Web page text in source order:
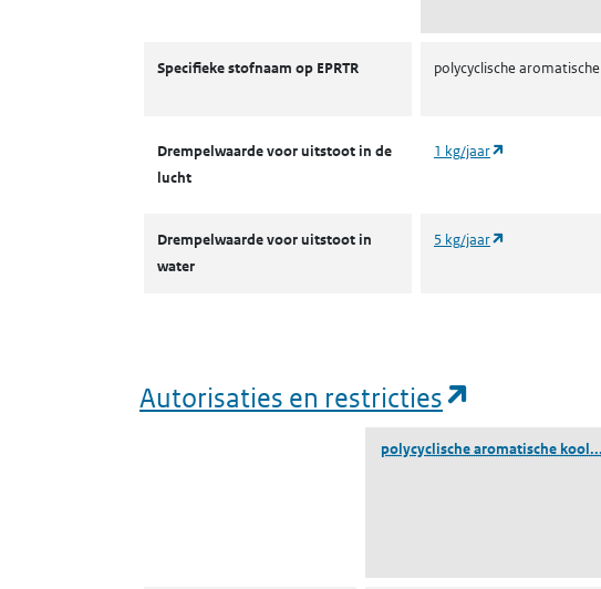
Specifieke stofnaam op EPRTR polycyclische
Drempelwaarde voor uitstoot in de
lucht
1 kg/jaar
Drempelwaarde voor uitstoot in
water
5 kg/jaar
Autorisaties en restricties
polycyclische aromatische kool...